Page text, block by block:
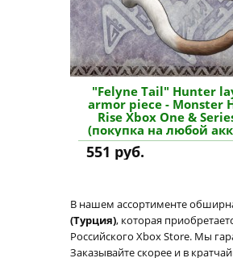
"Felyne Tail" Hunter
armor piece - Monster
Rise Xbox One &
(покупка на любой
ключ) (США)
дополнение
551 руб.
В нашем ассортименте
(Турция), которая
Российского Xbox Store. Мы
Заказывайте скорее и в